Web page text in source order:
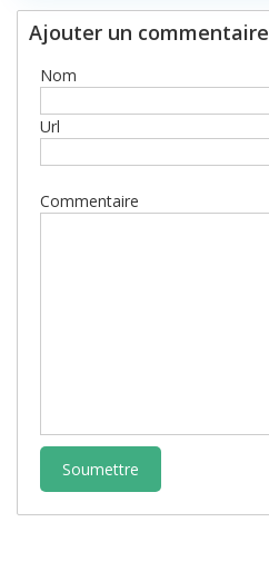
Ajouter un commentaire
Nom
Url
Commentaire